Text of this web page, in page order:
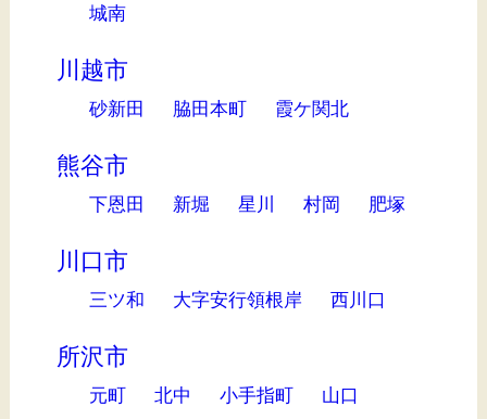
城南
川越市
砂新田 脇田本町 霞ケ関北
熊谷市
下恩田 新堀 星川 村岡 肥塚
川口市
三ツ和 大字安行領根岸 西川口
所沢市
元町 北中 小手指町
山口